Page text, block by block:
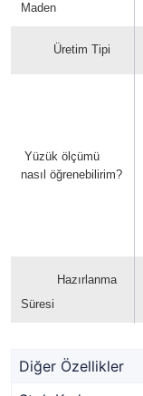
Maden
Üretim Tipi
Yüzük ölçümü
nasıl öğrenebilirim?
Hazırlanma
Süresi
Diğer Özellikler